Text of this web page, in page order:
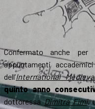
Confermato anche
appuntamenti
dell’International
quinto anno
dottoressaDimitra Fimi,